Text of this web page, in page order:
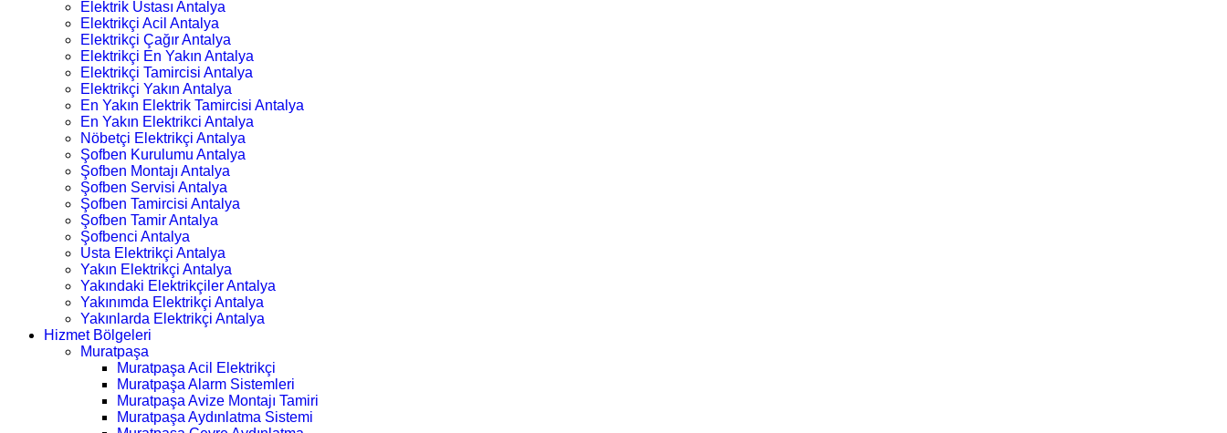
Elektrik Ustası Antalya
Elektrikçi Acil Antalya
Elektrikçi Çağır Antalya
Elektrikçi En Yakın Antalya
Elektrikçi Tamircisi Antalya
Elektrikçi Yakın Antalya
En Yakın Elektrik Tamircisi Antalya
En Yakın Elektrikci Antalya
Nöbetçi Elektrikçi Antalya
Şofben Kurulumu Antalya
Şofben Montajı Antalya
Şofben Servisi Antalya
Şofben Tamircisi Antalya
Şofben Tamir Antalya
Şofbenci Antalya
Usta Elektrikçi Antalya
Yakın Elektrikçi Antalya
Yakındaki Elektrikçiler Antalya
Yakınımda Elektrikçi Antalya
Yakınlarda Elektrikçi Antalya
Hizmet Bölgeleri
Muratpaşa
Muratpaşa Acil Elektrikçi
Muratpaşa Alarm Sistemleri
Muratpaşa Avize Montajı Tamiri
Muratpaşa Aydınlatma Sistemi